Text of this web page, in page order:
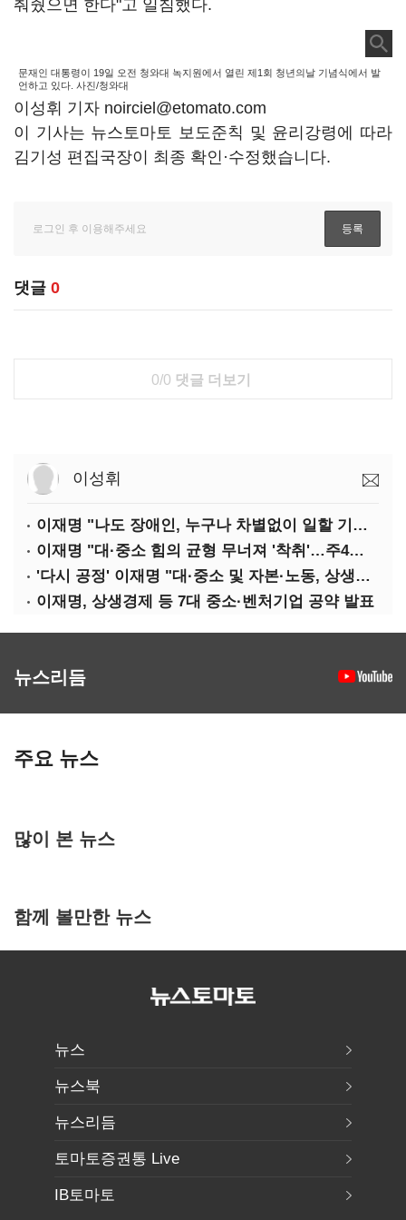
춰줬으면 한다"고 일침했다.
문재인 대통령이 19일 오전 청와대 녹지원에서 열린 제1회 청년의날 기념식에서 발
언하고 있다. 사진/청와대
이성휘 기자 noirciel@etomato.com
이 기사는 뉴스토마토 보도준칙 및 윤리강령에 따라
김기성 편집국장이 최종 확인·수정했습니다.
댓글 0
0/0 댓글 더보기
이성휘
이재명 "나도 장애인, 누구나 차별없이 일할 기회 중요"
이재명 "대·중소 힘의 균형 무너져 '착취'…주4일제, 가야할 길"
'다시 공정' 이재명 "대·중소 및 자본·노동, 상생하는 공정한 성장"
이재명, 상생경제 등 7대 중소·벤처기업 공약 발표
뉴스리듬
주요 뉴스
많이 본 뉴스
함께 볼만한 뉴스
뉴스
뉴스북
뉴스리듬
토마토증권통 Live
IB토마토